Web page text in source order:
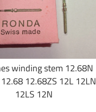
winding stem 12.68N
12.68ZS 12L 12LN
12LS 12N